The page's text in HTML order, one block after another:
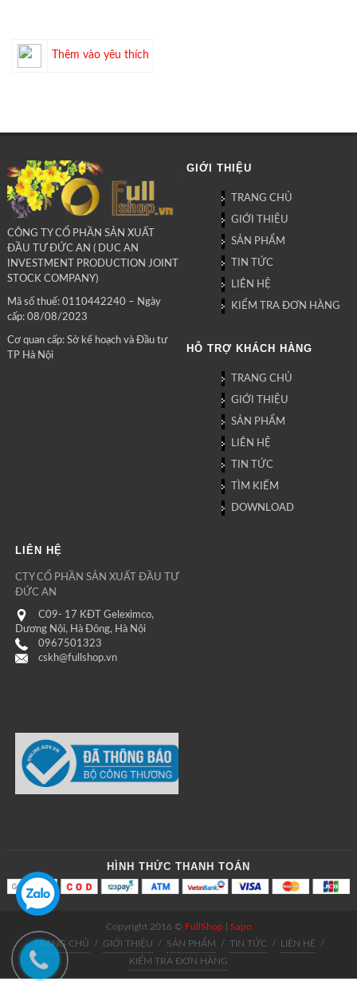
Thêm vào yêu thích
CÔNG TY CỔ PHẦN SẢN XUẤT
ĐẦU TƯ ĐỨC AN ( DUC AN
INVESTMENT PRODUCTION JOINT
STOCK COMPANY)
Mã số thuế: 0110442240 – Ngày
cấp: 08/08/2023
Cơ quan cấp: Sở kế hoạch và Đầu tư
TP Hà Nội
GIỚI THIỆU
TRANG CHỦ
GIỚI THIỆU
SẢN PHẨM
TIN TỨC
LIÊN HỆ
KIỂM TRA ĐƠN HÀNG
HỖ TRỢ KHÁCH HÀNG
TRANG CHỦ
GIỚI THIỆU
SẢN PHẨM
LIÊN HỆ
TIN TỨC
TÌM KIẾM
DOWNLOAD
LIÊN HỆ
CTY CỔ PHẦN SẢN XUẤT ĐẦU TƯ
ĐỨC AN
C09- 17 KĐT Geleximco,
Dương Nội, Hà Đông, Hà Nội
0967501323
cskh@fullshop.vn
HÌNH THỨC THANH TOÁN
Copyright 2016 © FullShop| Sapo
TRANG CHỦ
/ GIỚI THIỆU / SẢN PHẨM / TIN TỨC / LIÊN HỆ
/
KIỂM TRA ĐƠN HÀNG